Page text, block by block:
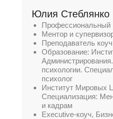
Юлия Стеблянко
Профессиональный
Ментор и
Преподаватель
Образование:
психологии.
психолог
Институт Мировых
Специализация:
и кадрам
Executive-коуч,